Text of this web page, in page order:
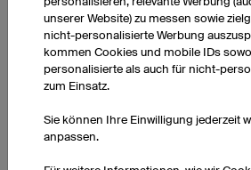
unserer Website) zu messen sowie
nicht-personalisierte Werbung
kommen Cookies und mobile IDs
personalisierte als auch für nicht-
zum Einsatz.
Sie können Ihre Einwilligung jederzeit
anpassen.